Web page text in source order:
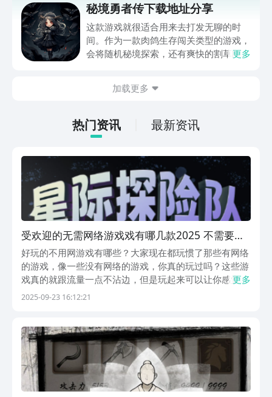
app进行下载会更加方便，九游是手游福
利最多的游戏平台，在这里不仅能够看到
游戏资源，还能及时查看后续的消息、活
动内容等相关信息。
秘境勇者传下载地址分享
这款游戏就很适合用来去打发无聊的时
间。作为一款肉鸽生存闯关类型的游戏，
会将随机秘境探索，还有爽快的割草闯关
接就可以下载。游戏的上手门槛还是比较
打发无聊的时间，可玩性真的比较高。
更多
加载更多
热门资讯 最新资讯
受欢迎的无需网络游戏戏有哪几款2025 不需要网
的火爆的游戏分享
好玩的不用网游戏有哪些？大家现在都玩惯了那些有网络
的游戏，像一些没有网络的游戏，你真的玩过吗？这些游
戏真的就跟流量一点不沾边，但是玩起来可以让你感觉愉
悦。如果你不信的话，下面就带你一起去到这些没有网络
浩...
更多
2025-09-23 16:12:21